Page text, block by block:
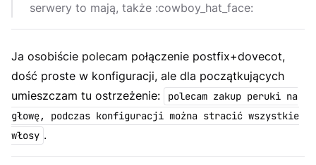
serwery to mają, także :cowboy_hat_face:
Ja osobiście polecam połączenie postfix+dovecot,
dość proste w konfiguracji, ale dla początkujących
umieszczam tu ostrzeżenie:
polecam zakup peruki na
głowę, podczas konfiguracji można stracić wszystkie
włosy .